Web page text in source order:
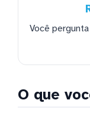
Você
O que